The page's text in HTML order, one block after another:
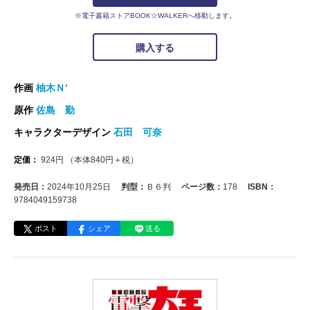
※電子書籍ストアBOOK☆WALKERへ移動します。
購入する
作画 柚木Ｎ’
原作佐島 勤
キャラクターデザイン 石田 可奈
定価： 924円 （本体840円＋税）
発売日： 2024年10月25日 判型： Ｂ６判 ページ数： 178
ISBN：
9784049159738
ポスト シェア 送る